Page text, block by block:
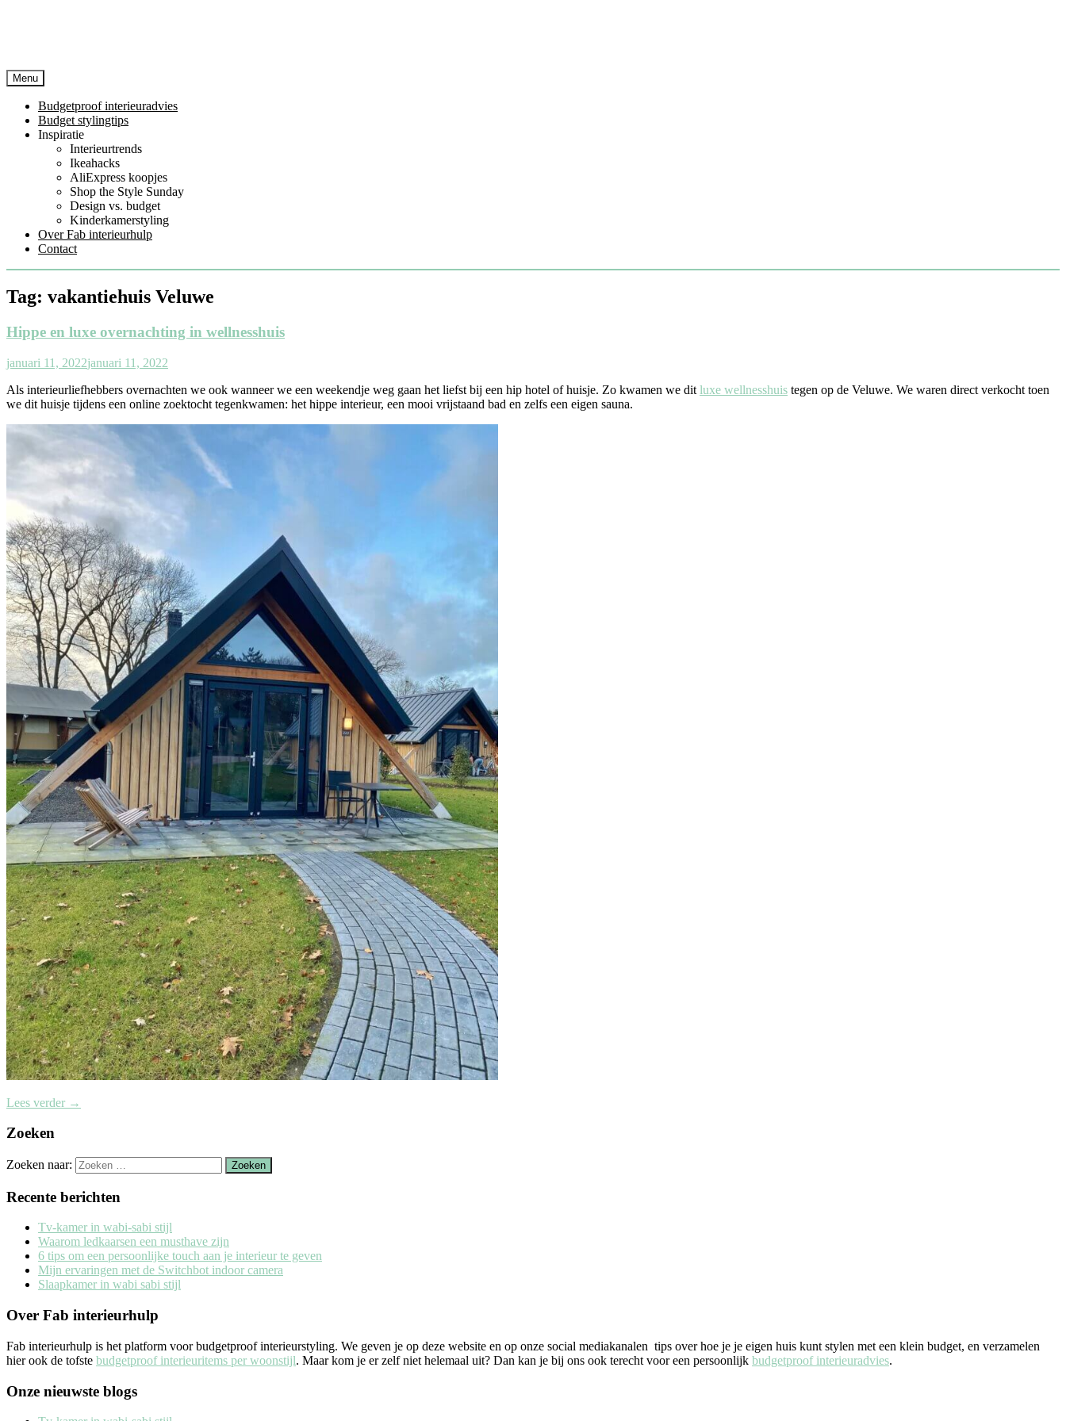
Menu
Budgetproof interieuradvies
Budget stylingtips
Inspiratie
Interieurtrends
Ikeahacks
AliExpress koopjes
Shop the Style Sunday
Design vs. budget
Kinderkamerstyling
Over Fab interieurhulp
Contact
Tag: vakantiehuis Veluwe
Hippe en luxe overnachting in wellnesshuis
januari 11, 2022januari 11, 2022
Als interieurliefhebbers overnachten we ook wanneer we een weekendje weg gaan het liefst bij een hip hotel of huisje. Zo kwamen we dit luxe wellnesshuis tegen op de Veluwe. We waren direct verkocht toen
we dit huisje tijdens een online zoektocht tegenkwamen: het hippe interieur, een mooi vrijstaand bad en zelfs een eigen sauna.
Lees verder →
Zoeken
Zoeken naar:
Recente berichten
Tv-kamer in wabi-sabi stijl
Waarom ledkaarsen een musthave zijn
6 tips om een persoonlijke touch aan je interieur te geven
Mijn ervaringen met de Switchbot indoor camera
Slaapkamer in wabi sabi stijl
Over Fab interieurhulp
Fab interieurhulp is het platform voor budgetproof interieurstyling. We geven je op deze website en op onze social mediakanalen tips over hoe je je eigen huis kunt stylen met een klein budget, en verzamelen
hier ook de tofste budgetproof interieuritems per woonstijl. Maar kom je er zelf niet helemaal uit? Dan kan je bij ons ook terecht voor een persoonlijk budgetproof interieuradvies.
Onze nieuwste blogs